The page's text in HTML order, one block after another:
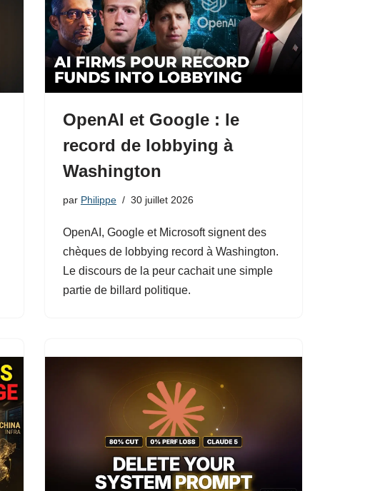
OpenAI et Google : le
record de lobbying à
Washington
par Philippe 30 juillet 2026
OpenAI, Google et Microsoft signent des
chèques de lobbying record à Washington.
Le discours de la peur cachait une simple
partie de billard politique.